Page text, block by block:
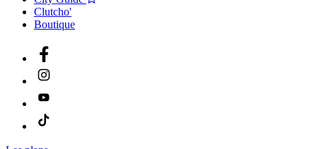
Clutcho'
Boutique